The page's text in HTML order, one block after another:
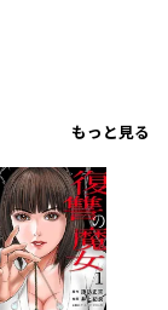
もっと見る